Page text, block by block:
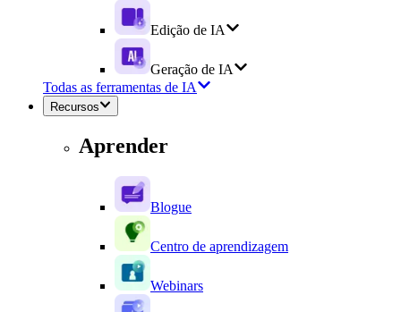
Edição de IA
Geração de IA
Todas as ferramentas de IA
Recursos
Aprender
Blogue
Centro de aprendizagem
Webinars